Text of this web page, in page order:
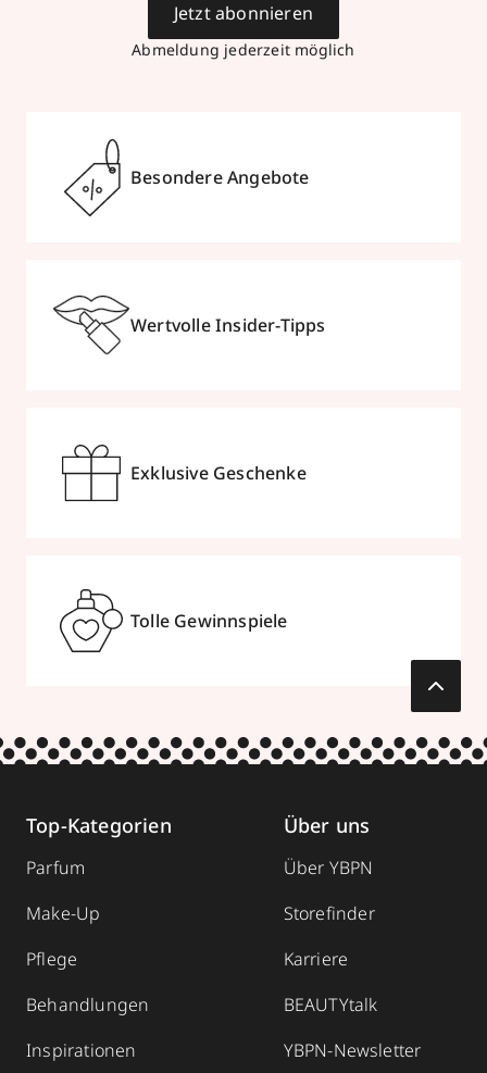
Abmeldung jederzeit möglich
Jetzt abonnieren
Besondere Angebote
Wertvolle Insider-Tipps
Exklusive Geschenke
Tolle Gewinnspiele
Top-Kategorien
Parfum
Make-Up
Pflege
Behandlungen
Inspirationen
Über uns
Über YBPN
Storefinder
Karriere
BEAUTYtalk
YBPN-Newsletter